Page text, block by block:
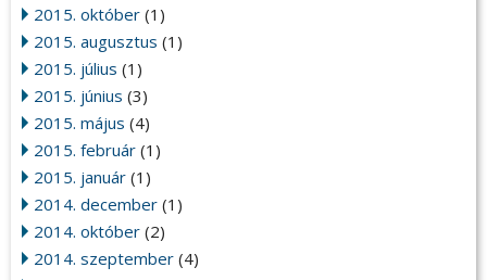
2015. október (1)
2015. augusztus (1)
2015. július (1)
2015. június (3)
2015. május (4)
2015. február (1)
2015. január (1)
2014. december (1)
2014. október (2)
2014. szeptember (4)